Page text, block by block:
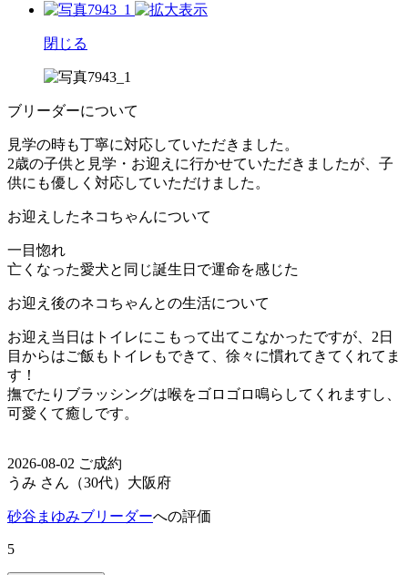
閉じる
ブリーダーについて
見学の時も丁寧に対応していただきました。
2歳の子供と見学・お迎えに行かせていただきましたが、子
供にも優しく対応していただけました。
お迎えしたネコちゃんについて
一目惚れ
亡くなった愛犬と同じ誕生日で運命を感じた
お迎え後のネコちゃんとの生活について
お迎え当日はトイレにこもって出てこなかったですが、2日
目からはご飯もトイレもできて、徐々に慣れてきてくれてま
す！
撫でたりブラッシングは喉をゴロゴロ鳴らしてくれますし、
可愛くて癒しです。
2026-08-02 ご成約
うみ さん（30代） 大阪府
砂谷まゆみブリーダーへの評価
5